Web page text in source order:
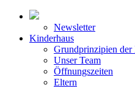
Newsletter
Kinderhaus
Grundprinzipien der
Unser Team
Öffnungszeiten
Eltern